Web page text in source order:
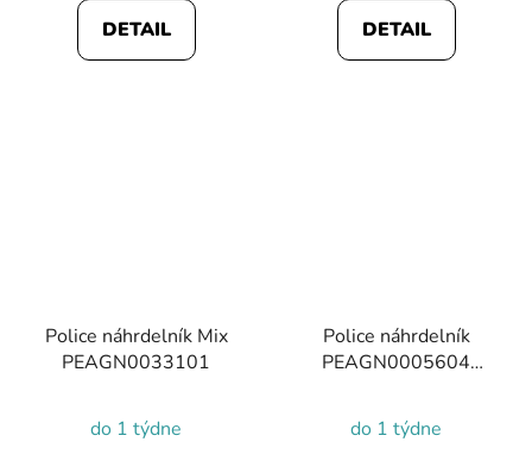
DETAIL DETAIL
Police náhrdelník Mix
PEAGN0033101
do 1 týdne
Police náhrdelník
PEAGN0005604
do 1 týdne